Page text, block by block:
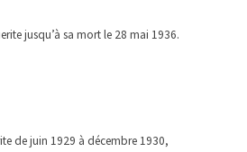
jusqu’à sa mort le 28 mai 1936.
de juin 1929 à décembre 1930,